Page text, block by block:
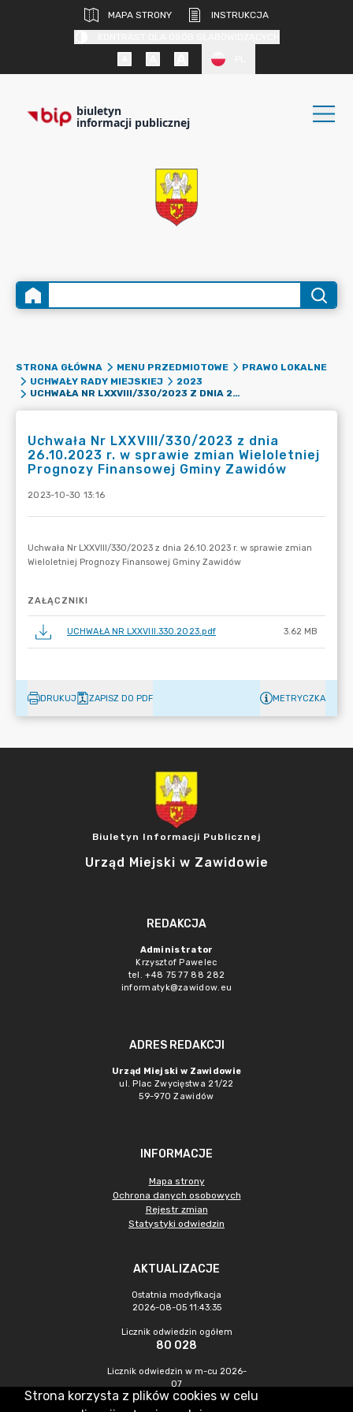
MAPA STRONY
INSTRUKCJA
biuletyn
informacji publicznej
STRONA GŁÓWNA MENU PRZEDMIOTOWE
PRAWO LOKALNE
UCHWAŁY RADY MIEJSKIEJ
2023
UCHWAŁA NR LXXVIII/330/2023 Z DNIA 26.10.2023 R. W SPRAWIE ZMIAN WIELOLETNIEJ PROGNOZY FINANSOWEJ GMINY ZAWIDÓW
Uchwała Nr LXXVIII/330/2023 z dnia
26.10.2023 r. w sprawie zmian Wieloletniej
Prognozy Finansowej Gminy Zawidów
2023-10-30 13:16
ZAŁĄCZNIKI
UCHWAŁA NR LXXVIII.330.2023.pdf 3.62 MB
DRUKUJ ZAPISZ DO PDF METRYCZKA
Biuletyn Informacji Publicznej
Urząd Miejski w Zawidowie
REDAKCJA
Administrator
Krzysztof Pawelec
tel. +48 75 77 88 282
informatyk@zawidow.eu
ADRES REDAKCJI
Urząd Miejski w Zawidowie
ul. Plac Zwycięstwa 21/22
59-970 Zawidów
INFORMACJE
Mapa strony
Ochrona danych osobowych
Rejestr zmian
Statystyki odwiedzin
AKTUALIZACJE
Ostatnia modyfikacja
2026-08-05 11:43:35
Licznik odwiedzin ogółem
80 028
Licznik odwiedzin w m-cu 2026-
07
146
Strona korzysta z plików cookies w celu